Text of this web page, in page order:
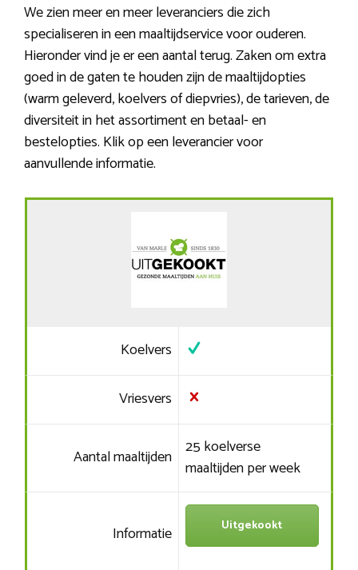
We zien meer en meer leveranciers die zich
specialiseren in een maaltijdservice voor ouderen.
Hieronder vind je er een aantal terug. Zaken om extra
goed in de gaten te houden zijn de maaltijdopties
(warm geleverd, koelvers of diepvries), de tarieven, de
diversiteit in het assortiment en betaal- en
bestelopties. Klik op een leverancier voor
aanvullende informatie.
Koelvers
Vriesvers
Aantal maaltijden 25 koelverse
maaltijden per week
Informatie Uitgekookt